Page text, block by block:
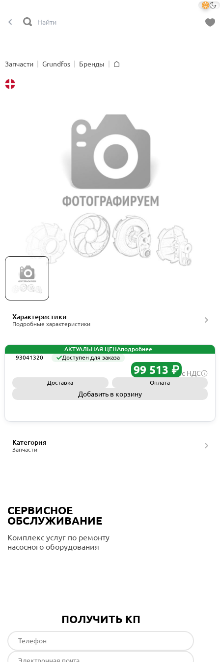
Запчасти Grundfos
Бренды
Grundfos Kit, Chamber stack CRI 3-7, артикул
Характеристики
Подробные характеристики
АКТУАЛЬНАЯ ЦЕНАподробнее
93041320
Доступен для заказа
99 513 ₽ с НДС
Доставка Оплата
Добавить в корзину
Запчасти
Категория
СЕРВИСНОЕ
ОБСЛУЖИВАНИЕ
Комплекс услуг по ремонту
насосного оборудования
ПОЛУЧИТЬ КП